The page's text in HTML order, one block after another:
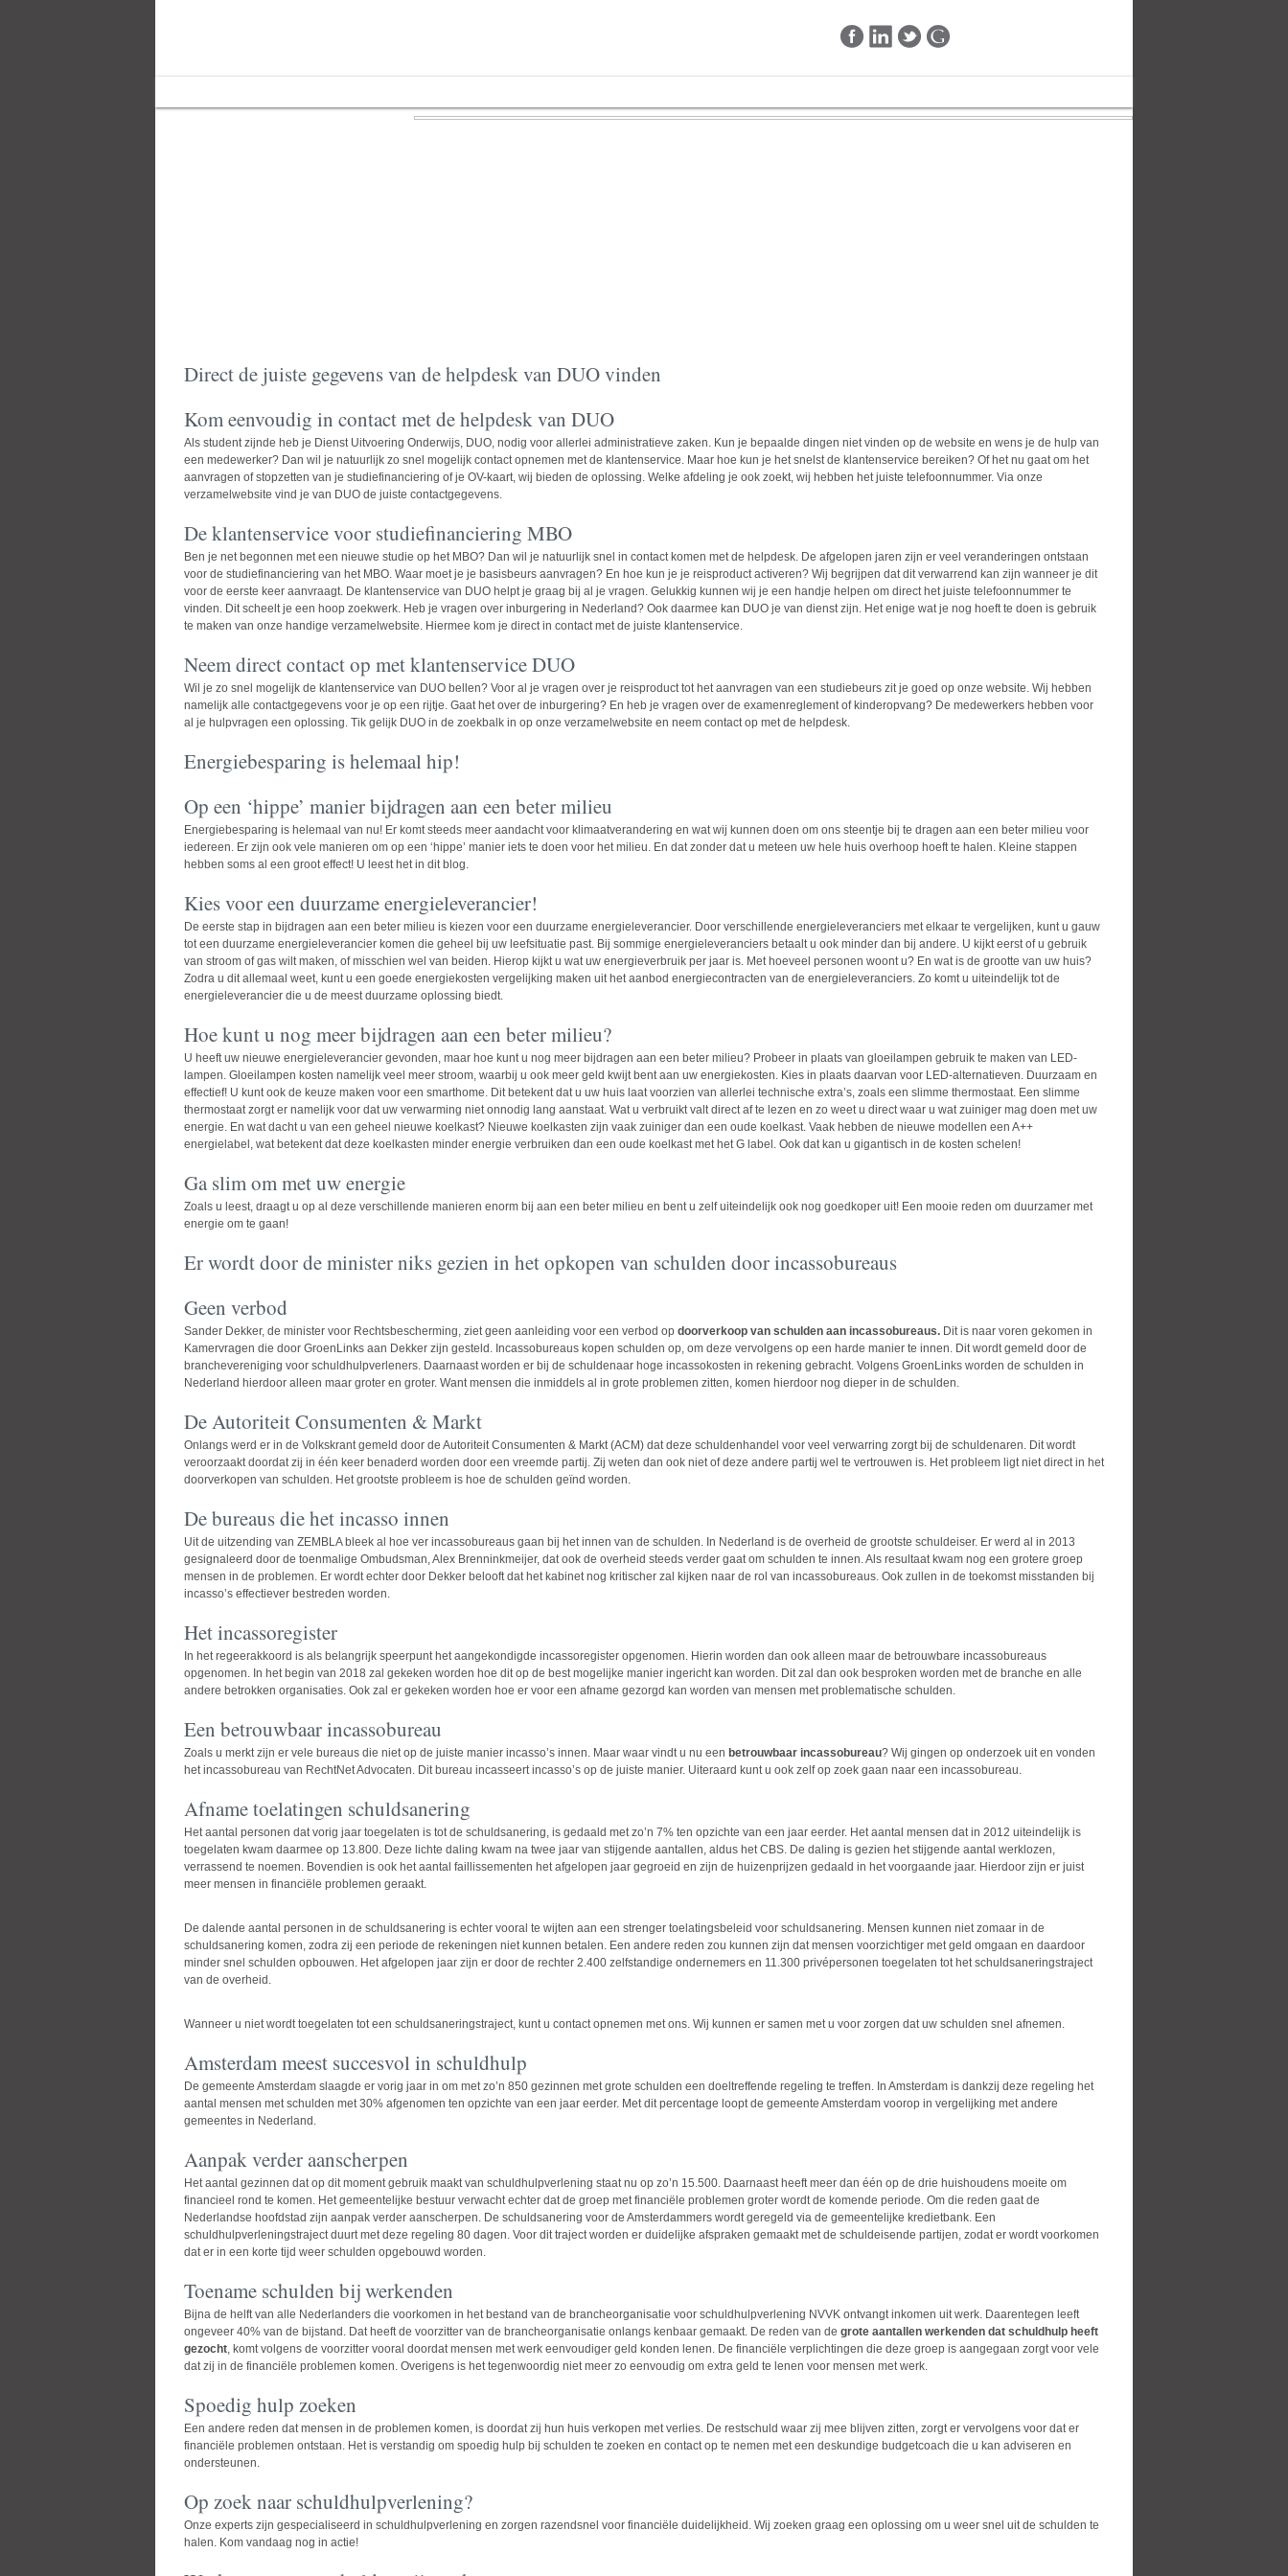
Direct de juiste gegevens van de helpdesk van DUO vinden
Kom eenvoudig in contact met de helpdesk van DUO
Als student zijnde heb je Dienst Uitvoering Onderwijs, DUO, nodig voor allerlei administratieve zaken. Kun je bepaalde dingen niet vinden op de website en wens je de hulp van
een medewerker? Dan wil je natuurlijk zo snel mogelijk contact opnemen met de klantenservice. Maar hoe kun je het snelst de klantenservice bereiken? Of het nu gaat om het
aanvragen of stopzetten van je studiefinanciering of je OV-kaart, wij bieden de oplossing. Welke afdeling je ook zoekt, wij hebben het juiste telefoonnummer. Via onze
verzamelwebsite vind je van DUO de juiste contactgegevens.
De klantenservice voor studiefinanciering MBO
Ben je net begonnen met een nieuwe studie op het MBO? Dan wil je natuurlijk snel in contact komen met de helpdesk. De afgelopen jaren zijn er veel veranderingen ontstaan
voor de studiefinanciering van het MBO. Waar moet je je basisbeurs aanvragen? En hoe kun je je reisproduct activeren? Wij begrijpen dat dit verwarrend kan zijn wanneer je dit
voor de eerste keer aanvraagt. De klantenservice van DUO helpt je graag bij al je vragen. Gelukkig kunnen wij je een handje helpen om direct het juiste telefoonnummer te
vinden. Dit scheelt je een hoop zoekwerk. Heb je vragen over inburgering in Nederland? Ook daarmee kan DUO je van dienst zijn. Het enige wat je nog hoeft te doen is gebruik
te maken van onze handige verzamelwebsite. Hiermee kom je direct in contact met de juiste klantenservice.
Neem direct contact op met klantenservice DUO
Wil je zo snel mogelijk de klantenservice van DUO bellen? Voor al je vragen over je reisproduct tot het aanvragen van een studiebeurs zit je goed op onze website. Wij hebben
namelijk alle contactgegevens voor je op een rijtje. Gaat het over de inburgering? En heb je vragen over de examenreglement of kinderopvang? De medewerkers hebben voor
al je hulpvragen een oplossing. Tik gelijk DUO in de zoekbalk in op onze verzamelwebsite en neem contact op met de helpdesk.
Energiebesparing is helemaal hip!
Op een ‘hippe’ manier bijdragen aan een beter milieu
Energiebesparing is helemaal van nu! Er komt steeds meer aandacht voor klimaatverandering en wat wij kunnen doen om ons steentje bij te dragen aan een beter milieu voor
iedereen. Er zijn ook vele manieren om op een ‘hippe’ manier iets te doen voor het milieu. En dat zonder dat u meteen uw hele huis overhoop hoeft te halen. Kleine stappen
hebben soms al een groot effect! U leest het in dit blog.
Kies voor een duurzame energieleverancier!
De eerste stap in bijdragen aan een beter milieu is kiezen voor een duurzame energieleverancier. Door verschillende energieleveranciers met elkaar te vergelijken, kunt u gauw
tot een duurzame energieleverancier komen die geheel bij uw leefsituatie past. Bij sommige energieleveranciers betaalt u ook minder dan bij andere. U kijkt eerst of u gebruik
van stroom of gas wilt maken, of misschien wel van beiden. Hierop kijkt u wat uw energieverbruik per jaar is. Met hoeveel personen woont u? En wat is de grootte van uw huis?
Zodra u dit allemaal weet, kunt u een goede energiekosten vergelijking maken uit het aanbod energiecontracten van de energieleveranciers. Zo komt u uiteindelijk tot de
energieleverancier die u de meest duurzame oplossing biedt.
Hoe kunt u nog meer bijdragen aan een beter milieu?
U heeft uw nieuwe energieleverancier gevonden, maar hoe kunt u nog meer bijdragen aan een beter milieu? Probeer in plaats van gloeilampen gebruik te maken van LED-
lampen. Gloeilampen kosten namelijk veel meer stroom, waarbij u ook meer geld kwijt bent aan uw energiekosten. Kies in plaats daarvan voor LED-alternatieven. Duurzaam en
effectief! U kunt ook de keuze maken voor een smarthome. Dit betekent dat u uw huis laat voorzien van allerlei technische extra’s, zoals een slimme thermostaat. Een slimme
thermostaat zorgt er namelijk voor dat uw verwarming niet onnodig lang aanstaat. Wat u verbruikt valt direct af te lezen en zo weet u direct waar u wat zuiniger mag doen met uw
energie. En wat dacht u van een geheel nieuwe koelkast? Nieuwe koelkasten zijn vaak zuiniger dan een oude koelkast. Vaak hebben de nieuwe modellen een A++
energielabel, wat betekent dat deze koelkasten minder energie verbruiken dan een oude koelkast met het G label. Ook dat kan u gigantisch in de kosten schelen!
Ga slim om met uw energie
Zoals u leest, draagt u op al deze verschillende manieren enorm bij aan een beter milieu en bent u zelf uiteindelijk ook nog goedkoper uit! Een mooie reden om duurzamer met
energie om te gaan!
Er wordt door de minister niks gezien in het opkopen van schulden door incassobureaus
Geen verbod
Sander Dekker, de minister voor Rechtsbescherming, ziet geen aanleiding voor een verbod op doorverkoop van schulden aan incassobureaus. Dit is naar voren gekomen in
Kamervragen die door GroenLinks aan Dekker zijn gesteld. Incassobureaus kopen schulden op, om deze vervolgens op een harde manier te innen. Dit wordt gemeld door de
branchevereniging voor schuldhulpverleners. Daarnaast worden er bij de schuldenaar hoge incassokosten in rekening gebracht. Volgens GroenLinks worden de schulden in
Nederland hierdoor alleen maar groter en groter. Want mensen die inmiddels al in grote problemen zitten, komen hierdoor nog dieper in de schulden.
De Autoriteit Consumenten & Markt
Onlangs werd er in de Volkskrant gemeld door de Autoriteit Consumenten & Markt (ACM) dat deze schuldenhandel voor veel verwarring zorgt bij de schuldenaren. Dit wordt
veroorzaakt doordat zij in één keer benaderd worden door een vreemde partij. Zij weten dan ook niet of deze andere partij wel te vertrouwen is. Het probleem ligt niet direct in het
doorverkopen van schulden. Het grootste probleem is hoe de schulden geïnd worden.
De bureaus die het incasso innen
Uit de uitzending van ZEMBLA bleek al hoe ver incassobureaus gaan bij het innen van de schulden. In Nederland is de overheid de grootste schuldeiser. Er werd al in 2013
gesignaleerd door de toenmalige Ombudsman, Alex Brenninkmeijer, dat ook de overheid steeds verder gaat om schulden te innen. Als resultaat kwam nog een grotere groep
mensen in de problemen. Er wordt echter door Dekker belooft dat het kabinet nog kritischer zal kijken naar de rol van incassobureaus. Ook zullen in de toekomst misstanden bij
incasso’s effectiever bestreden worden.
Het incassoregister
In het regeerakkoord is als belangrijk speerpunt het aangekondigde incassoregister opgenomen. Hierin worden dan ook alleen maar de betrouwbare incassobureaus
opgenomen. In het begin van 2018 zal gekeken worden hoe dit op de best mogelijke manier ingericht kan worden. Dit zal dan ook besproken worden met de branche en alle
andere betrokken organisaties. Ook zal er gekeken worden hoe er voor een afname gezorgd kan worden van mensen met problematische schulden.
Een betrouwbaar incassobureau
Zoals u merkt zijn er vele bureaus die niet op de juiste manier incasso’s innen. Maar waar vindt u nu een betrouwbaar incassobureau? Wij gingen op onderzoek uit en vonden
het incassobureau van RechtNet Advocaten. Dit bureau incasseert incasso’s op de juiste manier. Uiteraard kunt u ook zelf op zoek gaan naar een incassobureau.
Afname toelatingen schuldsanering
Het aantal personen dat vorig jaar toegelaten is tot de schuldsanering, is gedaald met zo’n 7% ten opzichte van een jaar eerder. Het aantal mensen dat in 2012 uiteindelijk is
toegelaten kwam daarmee op 13.800. Deze lichte daling kwam na twee jaar van stijgende aantallen, aldus het CBS. De daling is gezien het stijgende aantal werklozen,
verrassend te noemen. Bovendien is ook het aantal faillissementen het afgelopen jaar gegroeid en zijn de huizenprijzen gedaald in het voorgaande jaar. Hierdoor zijn er juist
meer mensen in financiële problemen geraakt.
De dalende aantal personen in de schuldsanering is echter vooral te wijten aan een strenger toelatingsbeleid voor schuldsanering. Mensen kunnen niet zomaar in de
schuldsanering komen, zodra zij een periode de rekeningen niet kunnen betalen. Een andere reden zou kunnen zijn dat mensen voorzichtiger met geld omgaan en daardoor
minder snel schulden opbouwen. Het afgelopen jaar zijn er door de rechter 2.400 zelfstandige ondernemers en 11.300 privépersonen toegelaten tot het schuldsaneringstraject
van de overheid.
Wanneer u niet wordt toegelaten tot een schuldsaneringstraject, kunt u contact opnemen met ons. Wij kunnen er samen met u voor zorgen dat uw schulden snel afnemen.
Amsterdam meest succesvol in schuldhulp
De gemeente Amsterdam slaagde er vorig jaar in om met zo’n 850 gezinnen met grote schulden een doeltreffende regeling te treffen. In Amsterdam is dankzij deze regeling het
aantal mensen met schulden met 30% afgenomen ten opzichte van een jaar eerder. Met dit percentage loopt de gemeente Amsterdam voorop in vergelijking met andere
gemeentes in Nederland.
Aanpak verder aanscherpen
Het aantal gezinnen dat op dit moment gebruik maakt van schuldhulpverlening staat nu op zo’n 15.500. Daarnaast heeft meer dan één op de drie huishoudens moeite om
financieel rond te komen. Het gemeentelijke bestuur verwacht echter dat de groep met financiële problemen groter wordt de komende periode. Om die reden gaat de
Nederlandse hoofdstad zijn aanpak verder aanscherpen. De schuldsanering voor de Amsterdammers wordt geregeld via de gemeentelijke kredietbank. Een
schuldhulpverleningstraject duurt met deze regeling 80 dagen. Voor dit traject worden er duidelijke afspraken gemaakt met de schuldeisende partijen, zodat er wordt voorkomen
dat er in een korte tijd weer schulden opgebouwd worden.
Toename schulden bij werkenden
Bijna de helft van alle Nederlanders die voorkomen in het bestand van de brancheorganisatie voor schuldhulpverlening NVVK ontvangt inkomen uit werk. Daarentegen leeft
ongeveer 40% van de bijstand. Dat heeft de voorzitter van de brancheorganisatie onlangs kenbaar gemaakt. De reden van de grote aantallen werkenden dat schuldhulp heeft
gezocht, komt volgens de voorzitter vooral doordat mensen met werk eenvoudiger geld konden lenen. De financiële verplichtingen die deze groep is aangegaan zorgt voor vele
dat zij in de financiële problemen komen. Overigens is het tegenwoordig niet meer zo eenvoudig om extra geld te lenen voor mensen met werk.
Spoedig hulp zoeken
Een andere reden dat mensen in de problemen komen, is doordat zij hun huis verkopen met verlies. De restschuld waar zij mee blijven zitten, zorgt er vervolgens voor dat er
financiële problemen ontstaan. Het is verstandig om spoedig hulp bij schulden te zoeken en contact op te nemen met een deskundige budgetcoach die u kan adviseren en
ondersteunen.
Op zoek naar schuldhulpverlening?
Onze experts zijn gespecialiseerd in schuldhulpverlening en zorgen razendsnel voor financiële duidelijkheid. Wij zoeken graag een oplossing om u weer snel uit de schulden te
halen. Kom vandaag nog in actie!